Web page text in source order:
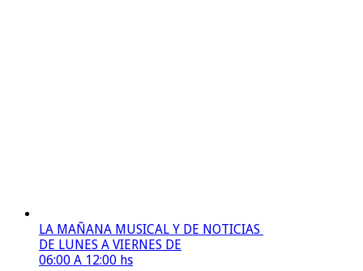
LA MAÑANA MUSICAL Y DE NOTICIAS
DE LUNES A VIERNES DE
06:00 A 12:00 hs